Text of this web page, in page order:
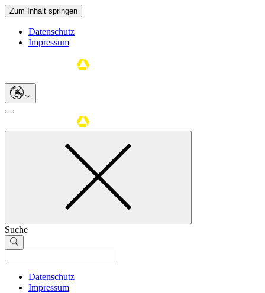
Zum Inhalt springen
Datenschutz
Impressum
Suche
Datenschutz
Impressum